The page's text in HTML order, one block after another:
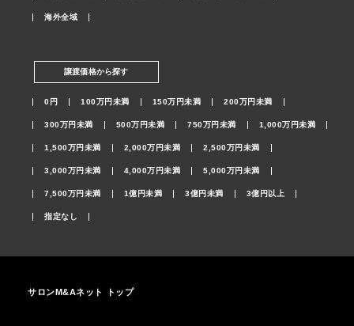
海外全域
譲渡価格から探す
0円 100万円未満 150万円未満 200万円未満
300万円未満 500万円未満 750万円未満 1,000万円未満
1,500万円未満 2,000万円未満 2,500万円未満
3,000万円未満 4,000万円未満 5,000万円未満
7,500万円未満 1億円未満 3億円未満 3億円以上
指定なし
サロンM&Aネット トップ